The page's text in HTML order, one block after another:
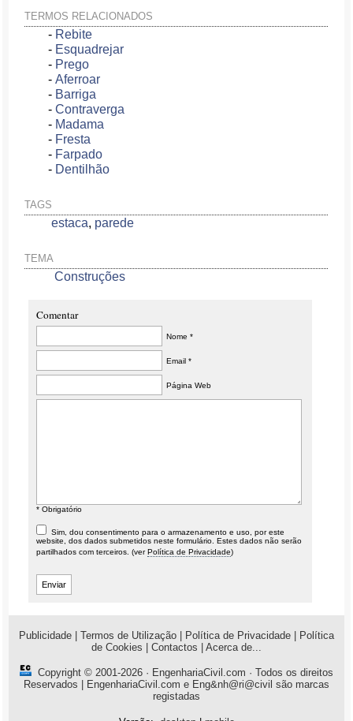
TERMOS RELACIONADOS
- Rebite
- Esquadrejar
- Prego
-Aferroar
- Barriga
-Contraverga
- Madama
- Fresta
- Farpado
- Dentilhão
TAGS
estaca, parede
TEMA
Construções
Comentar
Nome *
Email *
Página Web
* Obrigatório
Sim, dou consentimento para o armazenamento e uso, por este
website, dos dados submetidos neste formulário. Estes dados não serão
partilhados com terceiros. (verPolítica de Privacidade)
Publicidade Termos de Utilização Política de Privacidade
Política
de Cookies
Contactos Acerca de...
Copyright © 2001-2026 · EngenhariaCivil.com · Todos os direitos
Reservados | EngenhariaCivil.com e Eng&nh@ri@civil são marcas
registadas